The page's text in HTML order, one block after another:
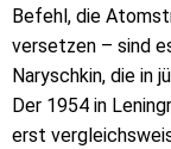
Befehl, die
versetzen – sind
Naryschkin, die in
Der 1954 in
erst